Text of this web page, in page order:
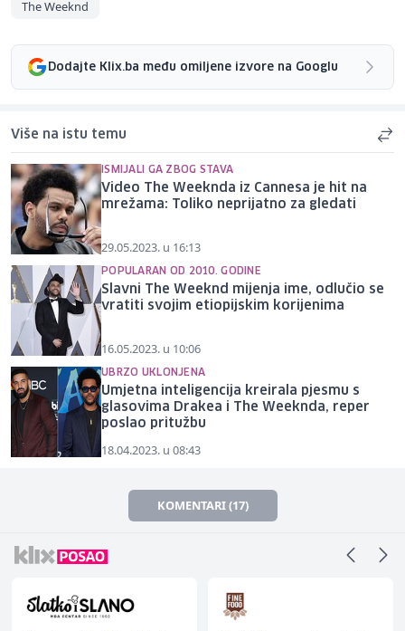
The Weeknd
Dodajte Klix.ba među omiljene izvore na Googlu
Više na istu temu
ISMIJALI GA ZBOG STAVA
Video The Weeknda iz Cannesa je hit na
mrežama: Toliko neprijatno za gledati
29.05.2023. u 16:13
POPULARAN OD 2010. GODINE
Slavni The Weeknd mijenja ime, odlučio se
vratiti svojim etiopijskim korijenima
16.05.2023. u 10:06
UBRZO UKLONJENA
Umjetna inteligencija kreirala pjesmu s
glasovima Drakea i The Weeknda, reper
poslao pritužbu
18.04.2023. u 08:43
KOMENTARI (17)